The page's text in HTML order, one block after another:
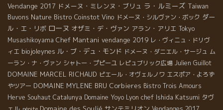
Vendange 2017 ドメーヌ・ミレンヌ・ブリュ ラ・ルミーズ Taiwan
Buvons Nature Bistro Coinstot Vino ドメーヌ・シルヴァン・ボック ダー
ル・エ・リボ ローヌ オザミ・デ・ヴァン アラン・アリエ Tokyo
Musashikoyama Chef Mantani vendange 2019 レ・ヴィニュ・ドリヴ
ィエ biojoleynes ル・ブ・デュ・モンド ドメーヌ・ダニエル・サージュ ム
ーラン・ナ・ヴァン シャトー・プピーユ レピュブリック広場 Julien Guillot
DOMAINE MARCEL RICHAUD ピエール・オヴェルノワ エスポア・よろず
やツアー DOMAINE MYLENE BRU Corbieres Bistro Trois Amours
Herve Souhaut Catalunya Domaine Yoyo Lyon chef Ishida Katsumi タヴ